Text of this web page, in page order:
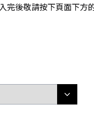
完後敬請按下頁面下方